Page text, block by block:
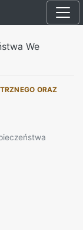
We
ORAZ